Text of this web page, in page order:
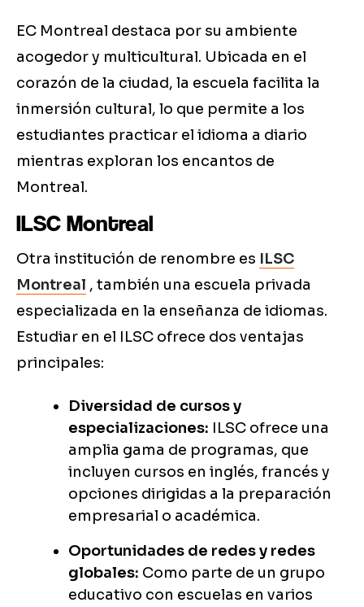
EC Montreal destaca por su ambiente
acogedor y multicultural. Ubicada en el
corazón de la ciudad, la escuela facilita la
inmersión cultural, lo que permite a los
estudiantes practicar el idioma a diario
mientras exploran los encantos de
Montreal.
ILSC Montreal
Otra institución de renombre es ILSC
Montreal , también una escuela privada
especializada en la enseñanza de idiomas.
Estudiar en el ILSC ofrece dos ventajas
principales:
Diversidad de cursos y
especializaciones: ILSC ofrece una
amplia gama de programas, que
incluyen cursos en inglés, francés y
opciones dirigidas a la preparación
empresarial o académica.
Oportunidades de redes y redes
globales: Como parte de un grupo
educativo con escuelas en varios